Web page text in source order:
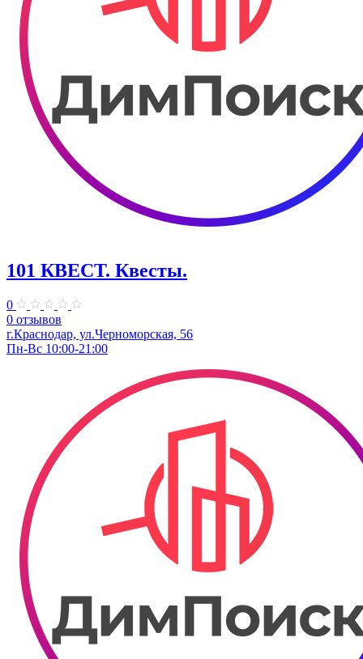
101 КВЕСТ. Квесты.
0
0 отзывов
г.Краснодар, ул.Черноморская, 56
Пн-Вс 10:00-21:00